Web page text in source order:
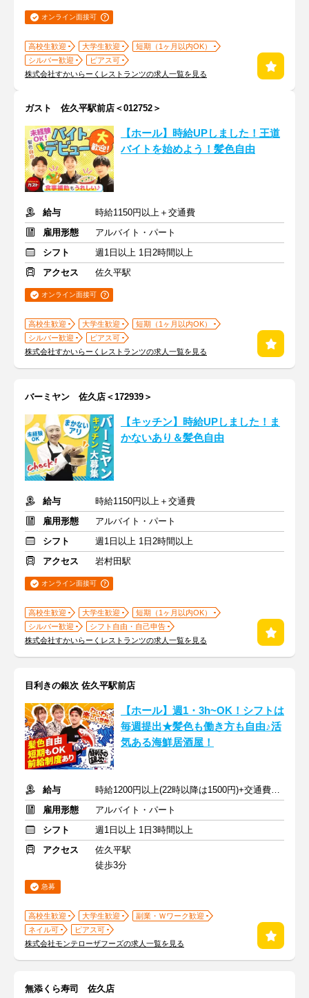
オンライン面接可
高校生歓迎 大学生歓迎
短期（1ヶ月以内OK）
シルバー歓迎
ピアス可
株式会社すかいらーくレストランツの求人一覧を見る
ガスト 佐久平駅前店＜012752＞
【ホール】時給UPしました！王道
バイトを始めよう！髪色自由
給与
時給1150円以上＋交通費
雇用形態
アルバイト・パート
シフト
週1日以上 1日2時間以上
アクセス
佐久平駅
オンライン面接可
高校生歓迎 大学生歓迎
短期（1ヶ月以内OK）
シルバー歓迎
ピアス可
株式会社すかいらーくレストランツの求人一覧を見る
バーミヤン 佐久店＜172939＞
【キッチン】時給UPしました！ま
かないあり＆髪色自由
給与
時給1150円以上＋交通費
雇用形態
アルバイト・パート
シフト
週1日以上 1日2時間以上
アクセス
岩村田駅
オンライン面接可
高校生歓迎 大学生歓迎
短期（1ヶ月以内OK）
シルバー歓迎
シフト自由・自己申告
株式会社すかいらーくレストランツの求人一覧を見る
目利きの銀次 佐久平駅前店
【ホール】週1・3h~OK！シフトは
毎週提出★髪色も働き方も自由♪活
気ある海鮮居酒屋！
給与
時給1200円以上(22時以降は1500円)+交通費規定内支給
雇用形態
アルバイト・パート
シフト
週1日以上 1日3時間以上
アクセス
佐久平駅
徒歩3分
急募
高校生歓迎 大学生歓迎
副業・Ｗワーク歓迎
ネイル可
ピアス可
株式会社モンテローザフーズの求人一覧を見る
無添くら寿司 佐久店